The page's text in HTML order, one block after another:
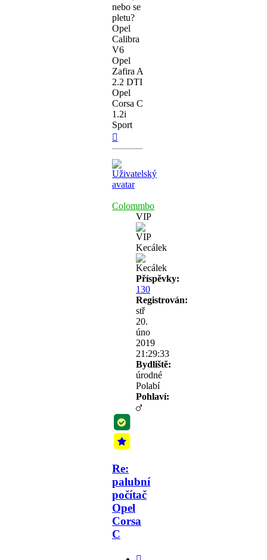
nebo se
pletu?
Opel
Calibra
V6
Opel
Zafira A
2.2 DTI
Opel
Corsa C
1.2i
Sport
Colommbo
VIP
Kecálek
Příspěvky:
130
Registrován:
stř
20.
úno
2019
21:29:33
Bydliště:
úrodné
Polabí
Pohlaví:
Re:
palubní
počítač
Opel
Corsa
C